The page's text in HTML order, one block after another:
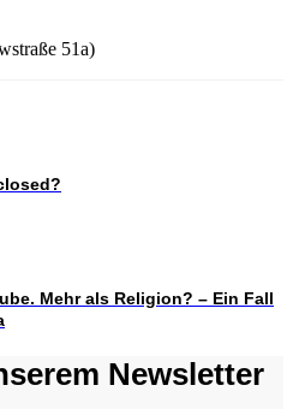
51a)
Mehr als Religion? – Ein Fall
Newsletter